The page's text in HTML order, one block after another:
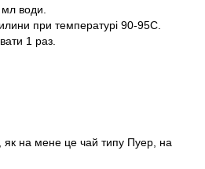
води.
при температурі 90-95С.
1 раз.
як на мене це чай типу Пуер, на